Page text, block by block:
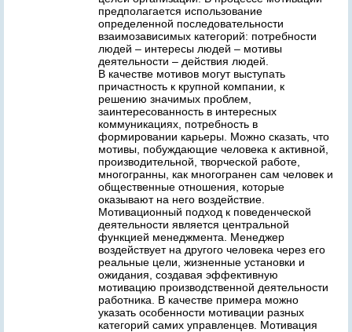
предполагается использование
определенной последовательности
взаимозависимых категорий: потребности
людей – интересы людей – мотивы
деятельности – действия людей.
В качестве мотивов могут выступать
причастность к крупной компании, к
решению значимых проблем,
заинтересованность в интересных
коммуникациях, потребность в
формировании карьеры. Можно сказать, что
мотивы, побуждающие человека к активной,
производительной, творческой работе,
многогранны, как многогранен сам человек и
общественные отношения, которые
оказывают на него воздействие.
Мотивационный подход к поведенческой
деятельности является центральной
функцией менеджмента. Менеджер
воздействует на другого человека через его
реальные цели, жизненные установки и
ожидания, создавая эффективную
мотивацию производственной деятельности
работника. В качестве примера можно
указать особенности мотивации разных
категорий самих управленцев. Мотивация